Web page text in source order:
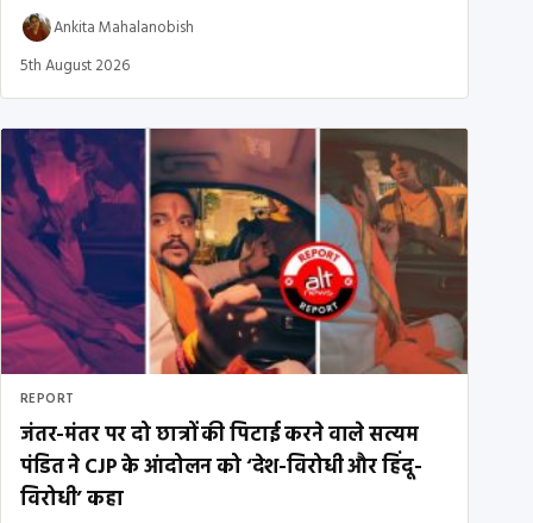
Ankita Mahalanobish
5th August 2026
REPORT
जंतर-मंतर पर दो छात्रों की पिटाई करने वाले सत्यम
पंडित ने CJP के आंदोलन को ‘देश-विरोधी और हिंदू-
विरोधी’ कहा